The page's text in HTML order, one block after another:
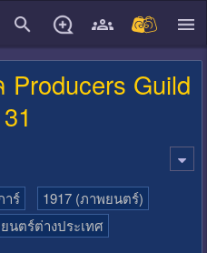
Producers Guild
าร์
1917 (ภาพยนตร์)
นตร์ต่างประเทศ
close